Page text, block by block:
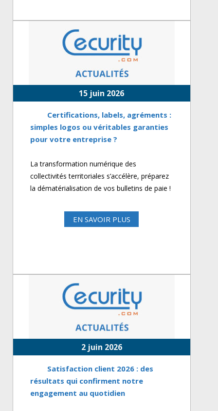
15 juin 2026
Certifications, labels, agréments :
simples logos ou véritables garanties
pour votre entreprise ?
La transformation numérique des
collectivités territoriales s’accélère, préparez
la dématérialisation de vos bulletins de paie !
EN SAVOIR PLUS
2 juin 2026
Satisfaction client 2026 : des
résultats qui confirment notre
engagement au quotidien